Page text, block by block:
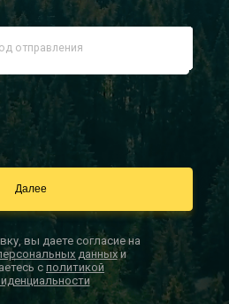
Заказать звонок
Контакты
вы даете согласие на
данныхи
с политикой